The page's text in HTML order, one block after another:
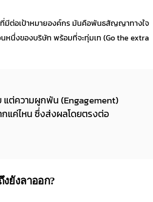
ที่มีต่อเป้าหมายองค์กร มันคือพันธสัญญาทางใจ
นึ่งของบริษัท พร้อมที่จะทุ่มเท (Go the extra
ต่ความผูกพัน (Engagement)
แค่ไหน ซึ่งส่งผลโดยตรงต่อ
ยังลาออก?